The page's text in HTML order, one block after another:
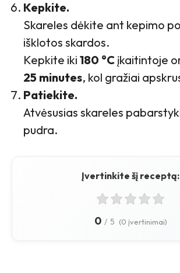
Kepkite.
Skareles dėkite ant kepimo
išklotos skardos.
Kepkite iki 180 °C įkaitintoje
25 minutes, kol gražiai
Patiekite.
Atvėsusias skareles
pudra.
Įvertinkite šį receptą:
0 / 5 (0 įvertinimai)